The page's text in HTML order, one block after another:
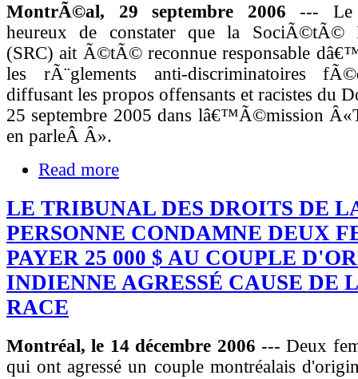
MontrÃ©al, 29 septembre 2006 --- Le
heureux de constater que la SociÃ©tÃ©
(SRC) ait Ã©tÃ© reconnue responsable
les rÃ¨glements anti-discriminatoires
diffusant les propos offensants et racistes du
25 septembre 2005 dans lâ€™Ã©mission
en parleÂ Â».
Read more
LE TRIBUNAL DES DROITS DE
PERSONNE CONDAMNE DEUX
PAYER 25 000 $ AU COUPLE
INDIENNE AGRESSÉ CAUSE DE
RACE
Montréal, le 14 décembre 2006 --- Deux
qui ont agressé un couple montréalais